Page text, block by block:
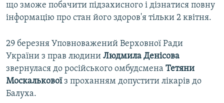
що зможе побачити підзахисного і дізнатися повну
інформацію про стан його здоров'я тільки 2 квітня.
29 березня Уповноважений Верховної Ради
України з прав людини Людмила Денісова
звернулася до російського омбудсмена Тетяни
Москальковоїз проханням допустити лікарів до
Балуха.